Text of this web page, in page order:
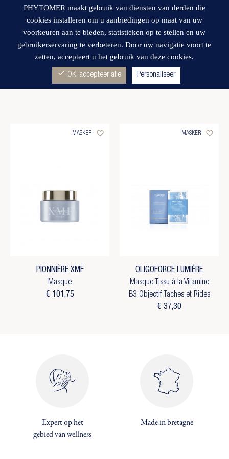
Maak een verlanglijst
((modalTitle))
Inloggen
Wishlist
MASKER(2)
MASKER favorite_border
PIONNIÈRE XMF
Masque
€ 101,75
MASKER favorite_border
OLIGOFORCE LUMIÈRE
Masque Tissu à la Vitamine
B3 Objectif Taches et Rides
€ 37,30
Expert op het
gebied van wellness
Made in bretagne
PHYTOMER maakt gebruik van diensten van derden die
cookies installeren om u aanbiedingen op maat van uw
voorkeuren aan te bieden, statistieken op te stellen en uw
gebruikerservaring te verbeteren. Door uw navigatie voort te
zetten, accepteert u het gebruik van deze cookies.
check OK, accepteer alle Personaliseer